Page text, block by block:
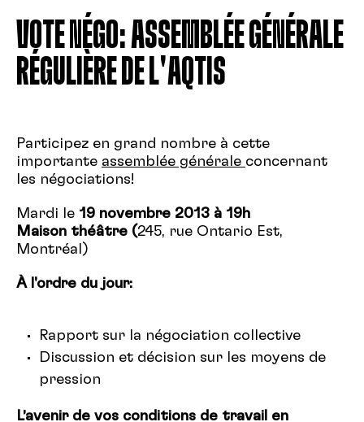
VOTE NÉGO: ASSEMBLÉE GÉNÉRALE
RÉGULIÈRE DE L'AQTIS
Participez en grand nombre à cette
importante assemblée générale concernant
les négociations!
Mardi le 19 novembre 2013 à 19h
Maison théâtre (245, rue Ontario Est,
Montréal)
À l'ordre du jour:
Rapport sur la négociation collective
Discussion et décision sur les moyens de
pression
L’avenir de vos conditions de travail en